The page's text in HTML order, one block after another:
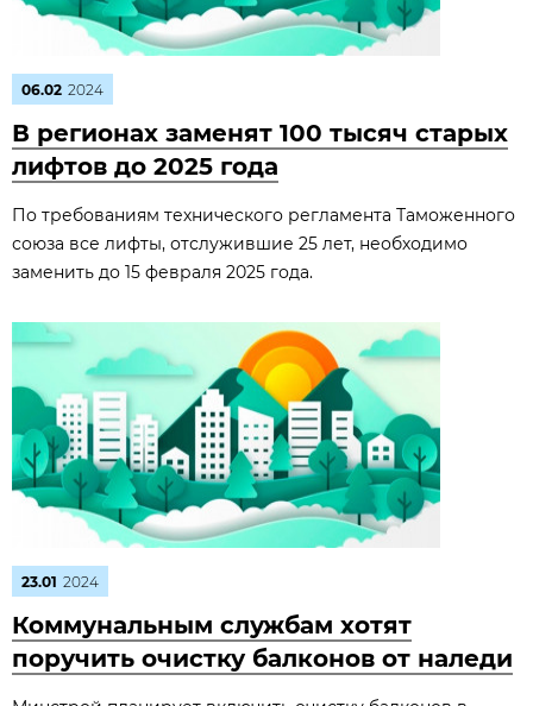
06.02 2024
В регионах заменят 100 тысяч старых
лифтов до 2025 года
По требованиям технического регламента Таможенного
союза все лифты, отслужившие 25 лет, необходимо
заменить до 15 февраля 2025 года.
23.01 2024
Коммунальным службам хотят
поручить очистку балконов от наледи